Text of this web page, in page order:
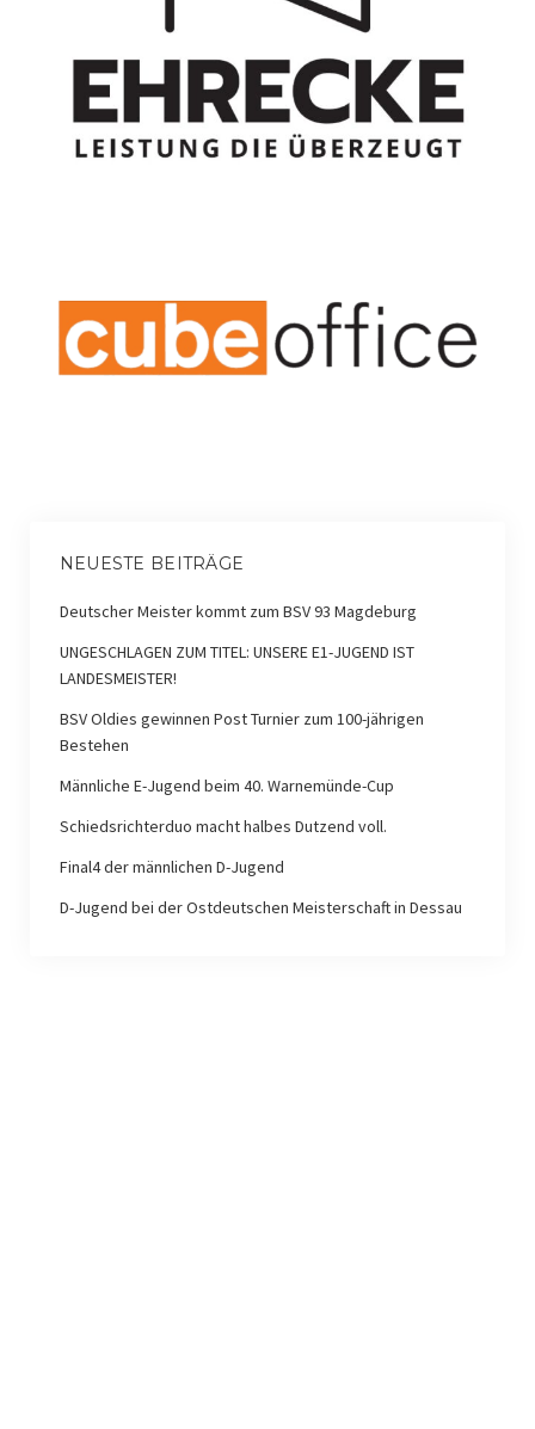
NEUESTE BEITRÄGE
Deutscher Meister kommt zum BSV 93 Magdeburg
UNGESCHLAGEN ZUM TITEL: UNSERE E1-JUGEND IST
LANDESMEISTER!
BSV Oldies gewinnen Post Turnier zum 100-jährigen
Bestehen
Männliche E-Jugend beim 40. Warnemünde-Cup
Schiedsrichterduo macht halbes Dutzend voll.
Final4 der männlichen D-Jugend
D-Jugend bei der Ostdeutschen Meisterschaft in Dessau